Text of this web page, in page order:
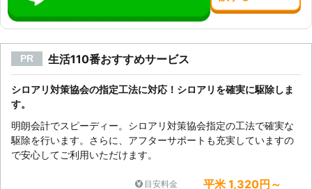
PR 生活110番おすすめサービス
シロアリ対策協会の指定工法に対応！シロアリを確実に駆除しま
す。
明朗会計でスピーディー。シロアリ対策協会指定の工法で確実な
駆除を行います。さらに、アフターサポートも充実していますの
で安心してご利用いただけます。
目安料金 平米 1,320円～